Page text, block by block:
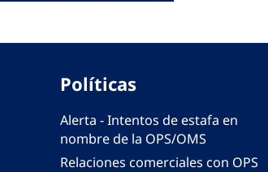
Políticas
Alerta - Intentos de estafa en
nombre de la OPS/OMS
Relaciones comerciales con OPS